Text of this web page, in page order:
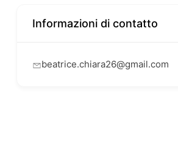
Informazioni di contatto
beatrice.chiara26@gmail.com